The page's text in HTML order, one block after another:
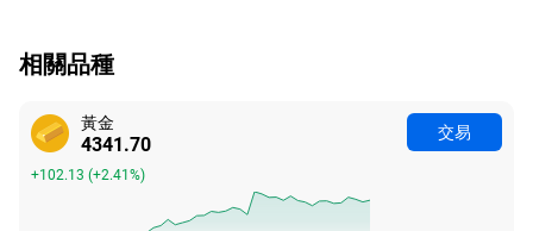
相關品種
黃金
4341.70
+102.13 (+2.41%)
交易